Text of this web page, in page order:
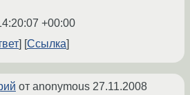
+00:00
Ссылка
от anonymous 27.11.2008